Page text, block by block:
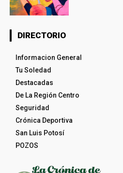
DIRECTORIO
Informacion General
Tu Soledad
Destacadas
De La Región Centro
Seguridad
Crónica Deportiva
San Luis Potosí
POZOS